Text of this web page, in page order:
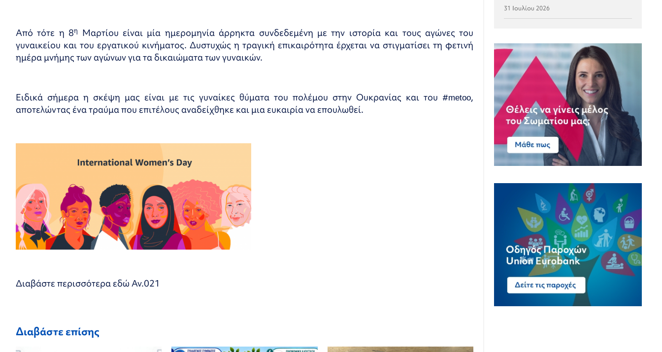
Από τότε η 8η
Μαρτίου είναι μία ημερομηνία άρρηκτα συνδεδεμένη με την ιστορία και τους αγώνες του
γυναικείου και του εργατικού κινήματος. Δυστυχώς η τραγική επικαιρότητα έρχεται να στιγματίσει τη φετινή
ημέρα μνήμης των αγώνων για τα δικαιώματα των γυναικών.
Ειδικά σήμερα η σκέψη μας είναι με τις γυναίκες θύματα του πολέμου στην Ουκρανίας και του #metoo,
αποτελώντας ένα τραύμα που επιτέλους αναδείχθηκε και μια ευκαιρία να επουλωθεί.
Διαβάστε περισσότερα εδώ Αν.021
Διαβάστε επίσης
31 Ιουλίου 2026